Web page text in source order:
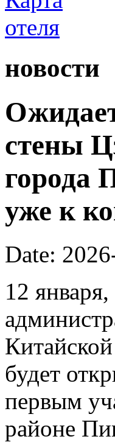
новости
стены
города
уже к
Date:
12
будет
первым
районе